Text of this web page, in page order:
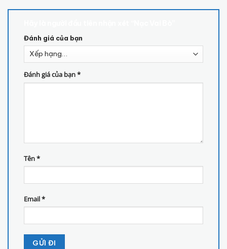
Đánh giá của bạn
Đánh giá của bạn*
Tên*
Email*